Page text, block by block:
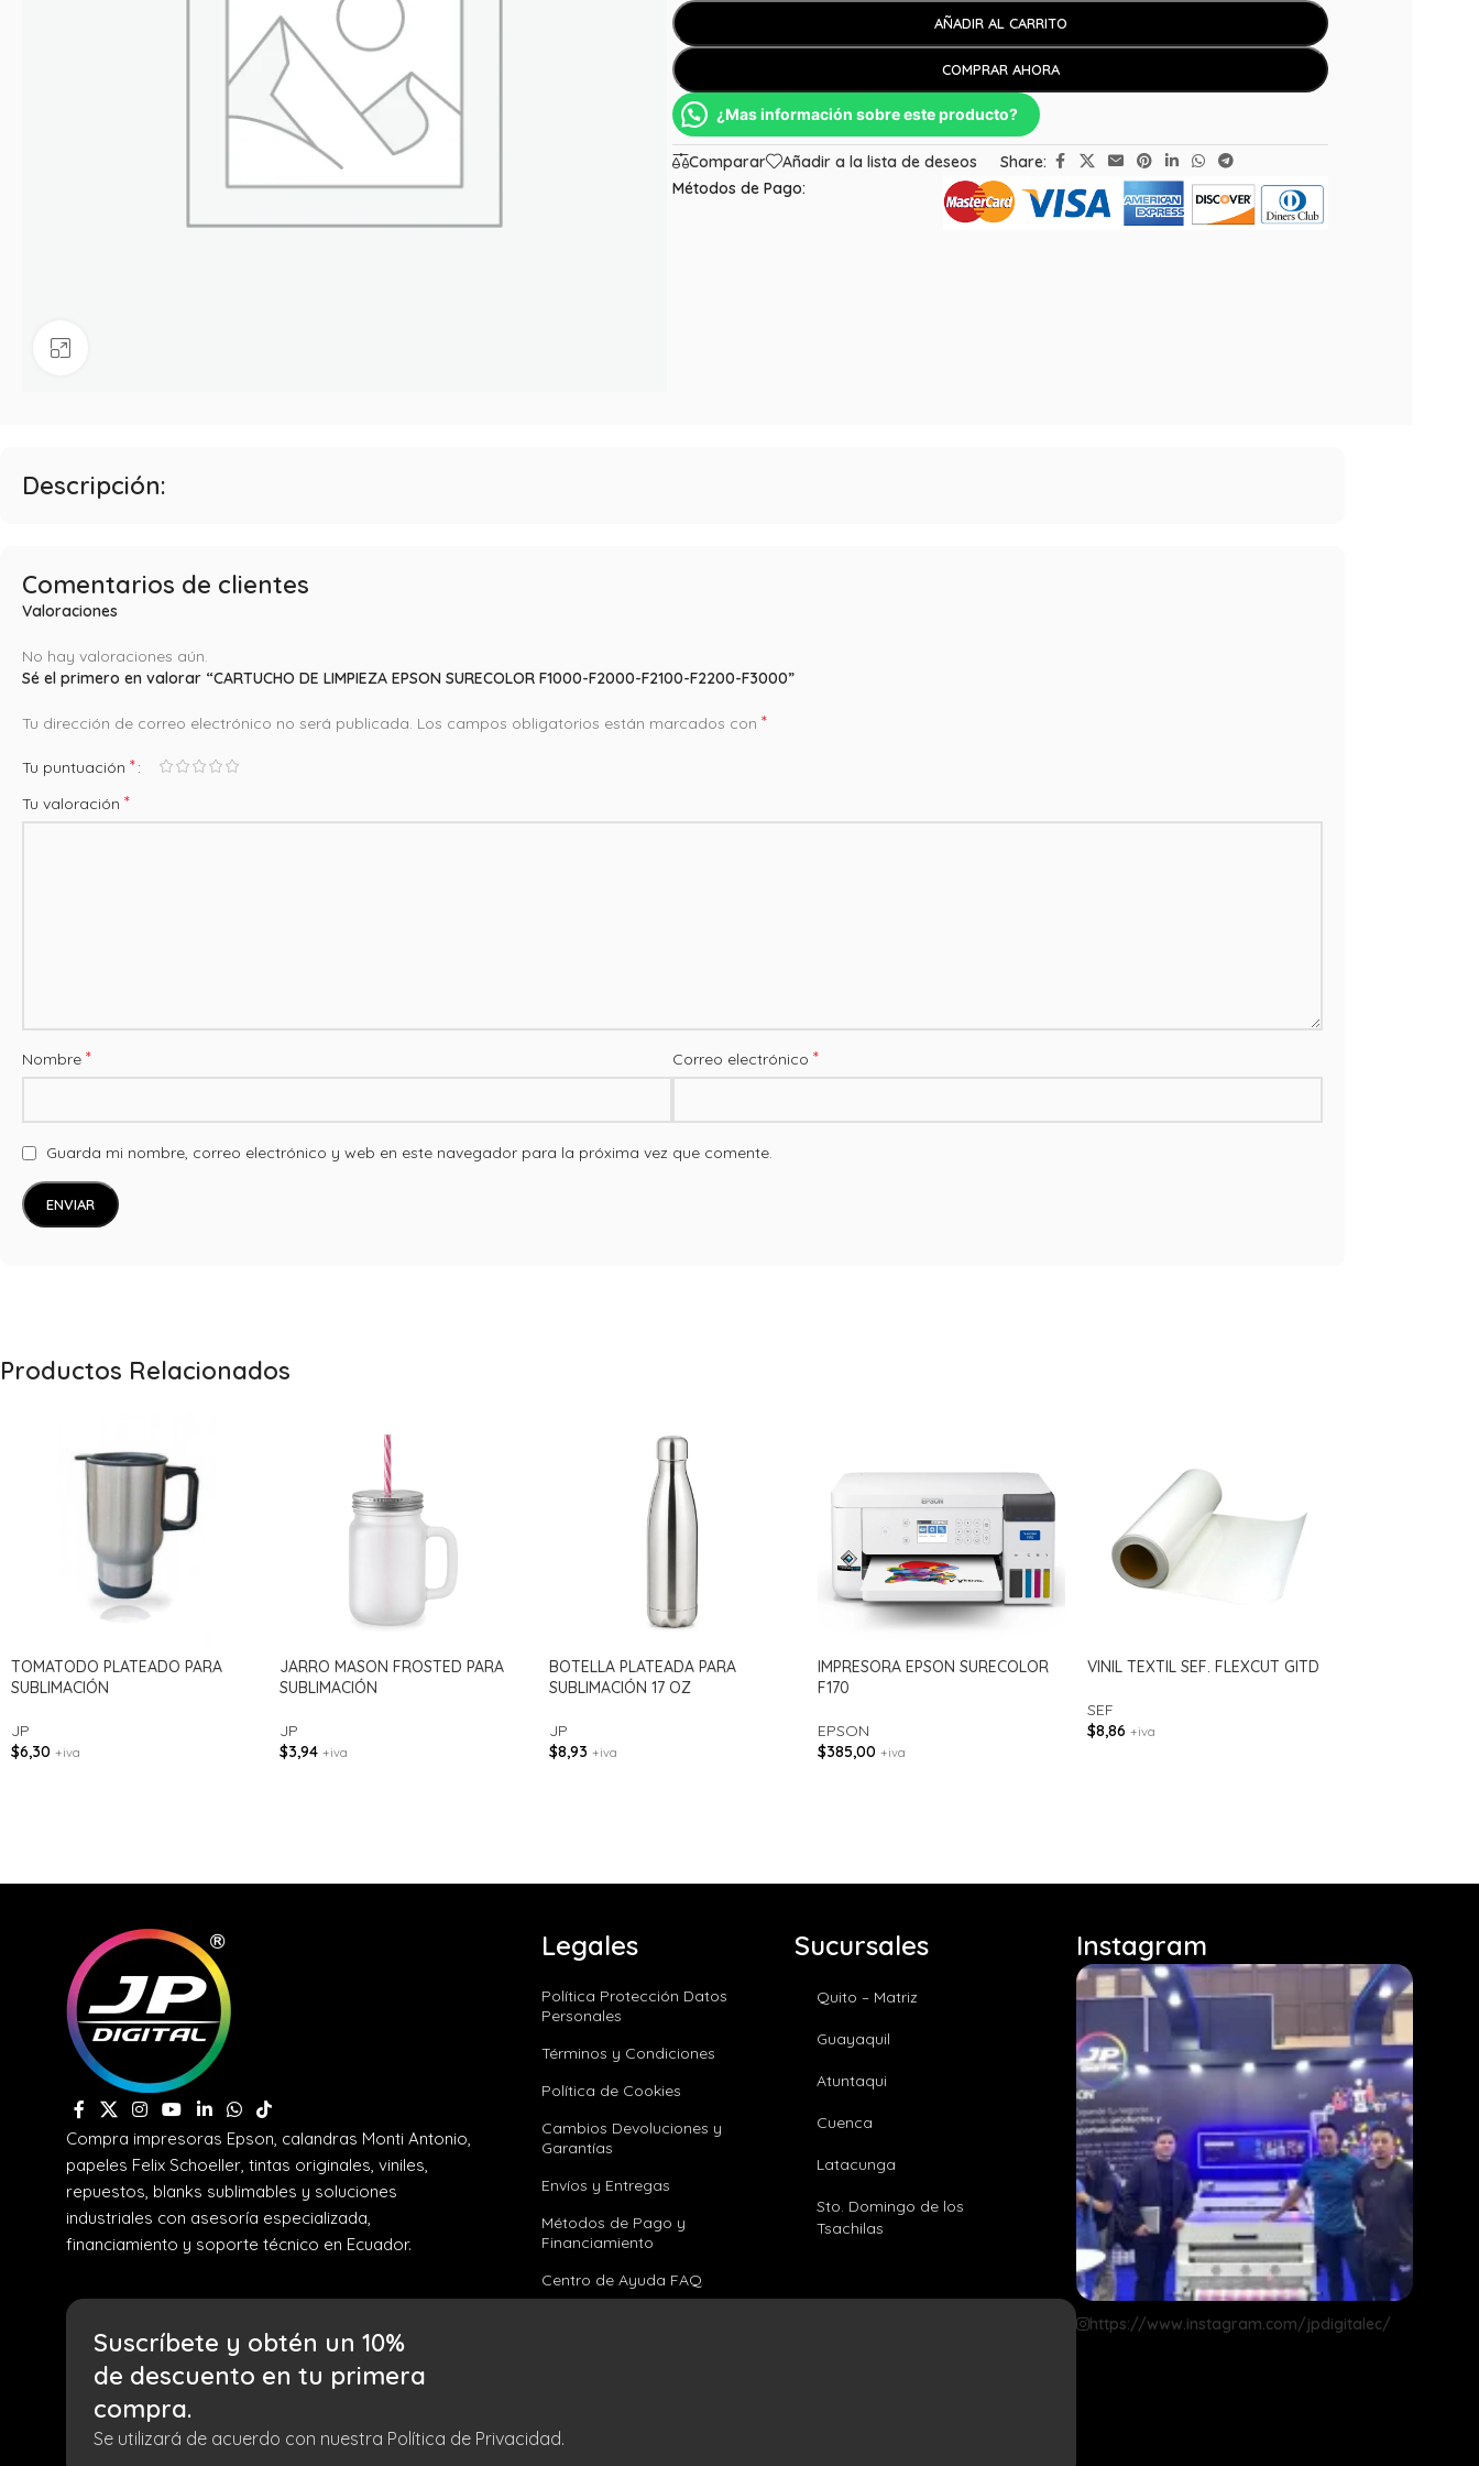
AÑADIR AL CARRITO
COMPRAR AHORA
¿Mas información sobre este producto?
Comparar Añadir a la lista de deseos
Share:
Métodos de Pago:
Descripción:
Comentarios de clientes
Valoraciones
No hay valoraciones aún.
Sé el primero en valorar “CARTUCHO DE LIMPIEZA EPSON SURECOLOR F1000-F2000-F2100-F2200-F3000”
Tu dirección de correo electrónico no será publicada. Los campos obligatorios están marcados con *
Tu puntuación *
Tu valoración *
Nombre * Correo electrónico *
Guarda mi nombre, correo electrónico y web en este navegador para la próxima vez que comente.
Productos Relacionados
TOMATODO PLATEADO PARA
SUBLIMACIÓN
JP
$6,30 +iva
JARRO MASON FROSTED PARA
SUBLIMACIÓN
JP
$3,94 +iva
BOTELLA PLATEADA PARA
SUBLIMACIÓN 17 OZ
JP
$8,93 +iva
IMPRESORA EPSON SURECOLOR
F170
EPSON
$385,00 +iva
VINIL TEXTIL SEF. FLEXCUT GITD
SEF
$8,86 +iva
Compra impresoras Epson, calandras Monti Antonio,
papeles Felix Schoeller, tintas originales, viniles,
repuestos, blanks sublimables y soluciones
industriales con asesoría especializada,
financiamiento y soporte técnico en Ecuador.
Legales
Política Protección Datos
Personales
Términos y Condiciones
Política de Cookies
Cambios Devoluciones y
Garantías
Envíos y Entregas
Métodos de Pago y
Financiamiento
Centro de Ayuda FAQ
Sucursales
Quito – Matriz
Guayaquil
Atuntaqui
Cuenca
Latacunga
Sto. Domingo de los
Tsachilas
Suscríbete y obtén un 10%
de descuento en tu primera
compra.
Se utilizará de acuerdo con nuestra Política de Privacidad.
Instagram
https://www.instagram.com/jpdigitalec/